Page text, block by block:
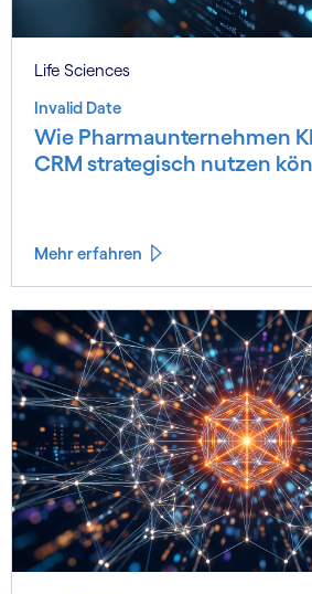
Life Sciences
Invalid Date
Wie Pharmaunternehmen
CRM strategisch nutzen
Mehr erfahren